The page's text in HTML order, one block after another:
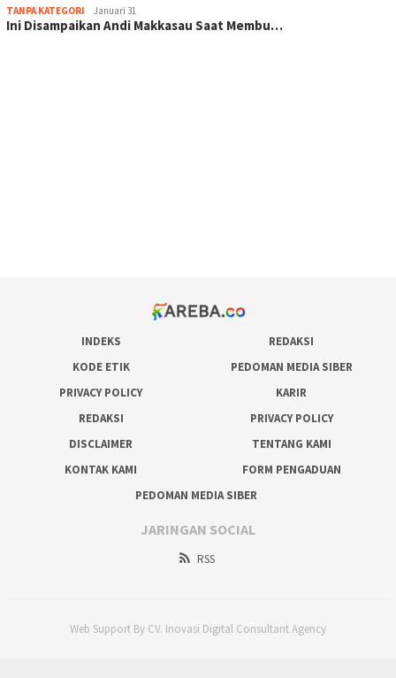
TANPA KATEGORI Januari 31
Ini Disampaikan Andi Makkasau Saat Membu…
INDEKS
REDAKSI
KODE ETIK
PEDOMAN MEDIA SIBER
PRIVACY POLICY
KARIR
REDAKSI
PRIVACY POLICY
DISCLAIMER
TENTANG KAMI
KONTAK KAMI
FORM PENGADUAN
PEDOMAN MEDIA SIBER
JARINGAN SOCIAL
RSS
Web Support By CV. Inovasi Digital Consultant Agency